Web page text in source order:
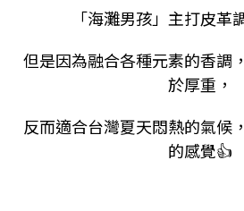
「海灘男孩」主打皮革
但是因為融合各種元素的香調
於厚重，
反而適合台灣夏天悶熱的氣候
的感覺👍